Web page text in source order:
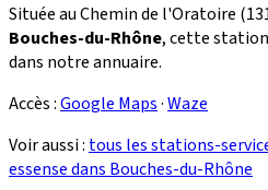
Située au Chemin de l'Oratoire
Bouches-du-Rhône, cette
dans notre annuaire.
Accès :Google Maps·Waze
Voir aussi : tous les stations-
essense dans Bouches-du-Rhône